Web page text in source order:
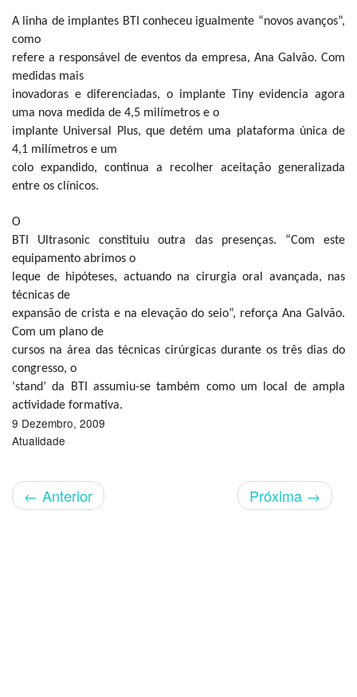
A linha de implantes BTI conheceu igualmente “novos avanços”,
como
refere a responsável de eventos da empresa, Ana Galvão. Com
medidas mais
inovadoras e diferenciadas, o implante Tiny evidencia agora
uma nova medida de 4,5 milímetros e o
implante Universal Plus, que detém uma plataforma única de
4,1 milímetros e um
colo expandido, continua a recolher aceitação generalizada
entre os clínicos.
O
BTI Ultrasonic constituiu outra das presenças. “Com este
equipamento abrimos o
leque de hipóteses, actuando na cirurgia oral avançada, nas
técnicas de
expansão de crista e na elevação do seio”, reforça Ana Galvão.
Com um plano de
cursos na área das técnicas cirúrgicas durante os três dias do
congresso, o
‘stand’ da BTI assumiu-se também como um local de ampla
actividade formativa.
9 Dezembro, 2009
Atualidade
← Anterior Próxima →